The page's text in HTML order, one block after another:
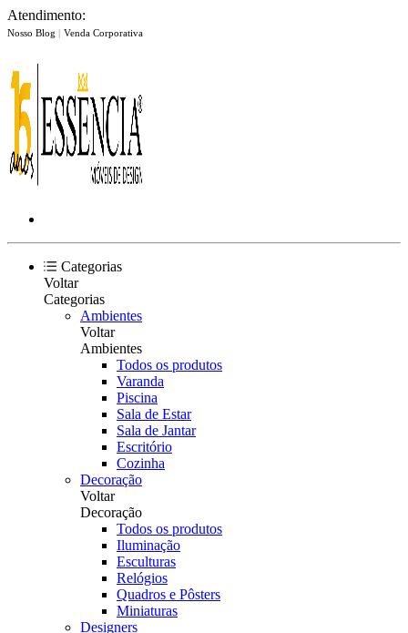
Atendimento:
Nosso Blog | Venda Corporativa
Categorias
Voltar
Categorias
Ambientes
Voltar
Ambientes
Todos os produtos
Varanda
Piscina
Sala de Estar
Sala de Jantar
Escritório
Cozinha
Decoração
Voltar
Decoração
Todos os produtos
Iluminação
Esculturas
Relógios
Quadros e Pôsters
Miniaturas
Designers